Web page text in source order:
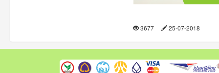
3677 25-07-2018